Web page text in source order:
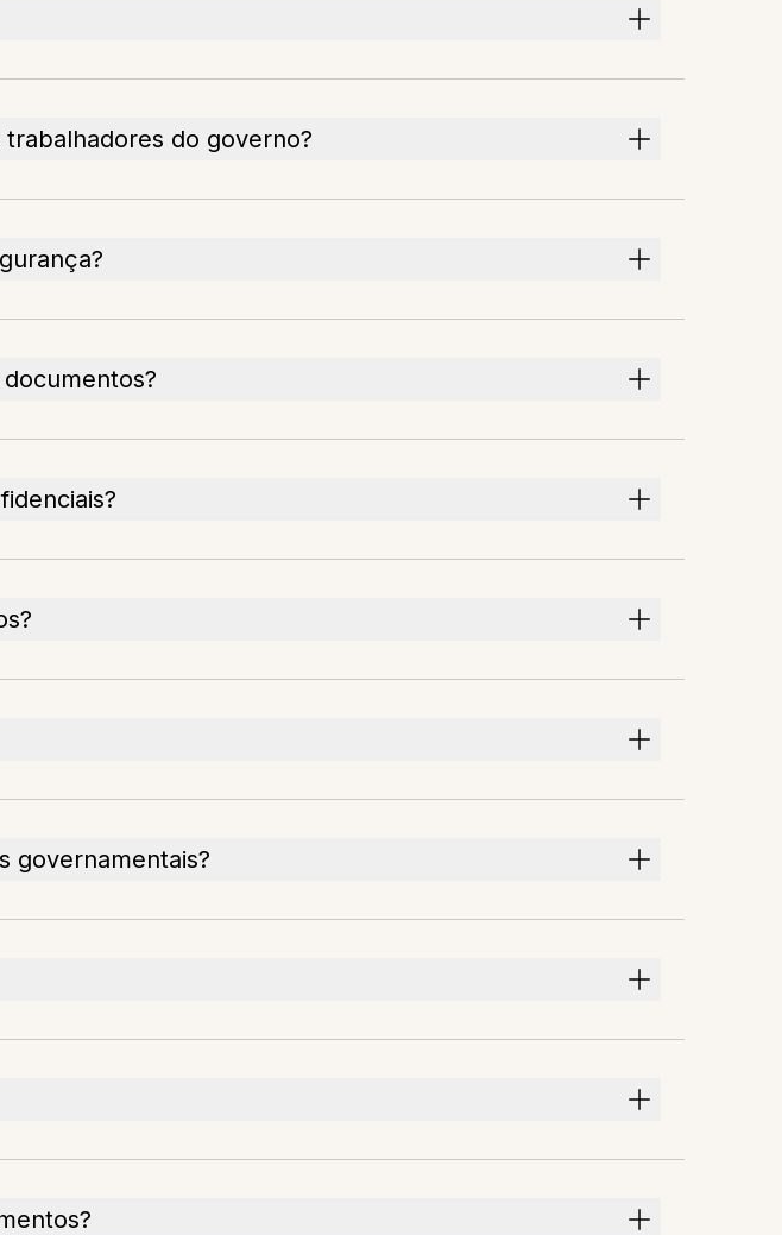
do governo?
governamentais?